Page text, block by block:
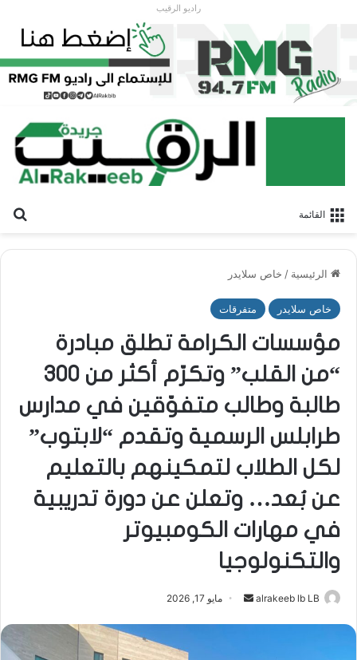
راديو الرقيب
القائمة
الرئيسية / خاص سلايدر
خاص سلايدر متفرقات
مؤسسات الكرامة تطلق مبادرة
“من القلب” وتكرّم أكثر من 300
طالبة وطالب متفوّقين في مدارس
طرابلس الرسمية وتقدم “لابتوب”
لكل الطلاب لتمكينهم بالتعليم
عن بُعد… وتعلن عن دورة تدريبية
في مهارات الكومبيوتر
والتكنولوجيا
alrakeeb lb LB
أرسل مايو 17, 2026